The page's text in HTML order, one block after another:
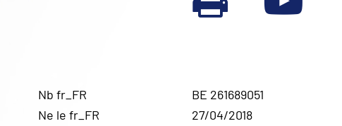
Nb fr_FR
BE 261689051
Ne le fr_FR
27/04/2018